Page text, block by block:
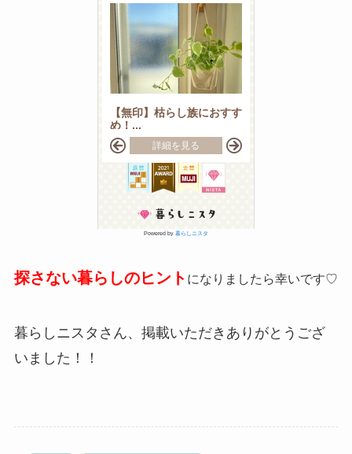
Powered by 暮らしニスタ
探さない暮らしのヒント になりましたら幸いです♡
暮らしニスタさん、掲載いただきありがとうござ
いました！！